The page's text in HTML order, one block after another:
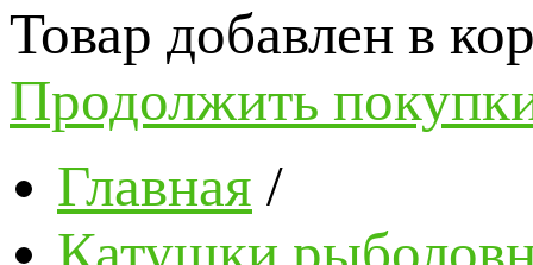
Товар добавлен в
Продолжить
Главная /